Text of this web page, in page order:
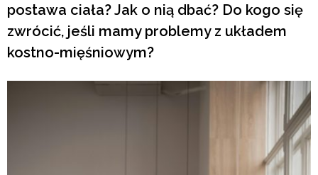
postawa ciała? Jak o nią dbać? Do kogo się
zwrócić, jeśli mamy problemy z układem
kostno-mięśniowym?